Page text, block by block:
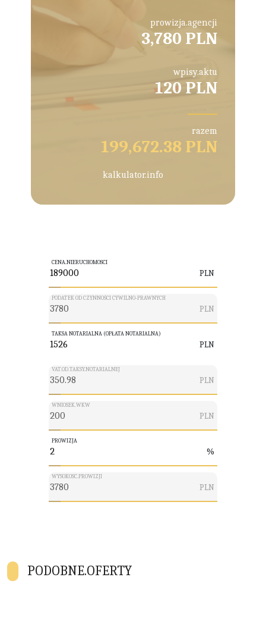
prowizja.agencji
3,780 PLN
wpisy.aktu
120 PLN
razem
199,672.38 PLN
kalkulator.info
CENA.NIERUCHOMOSCI
PLN
PODATEK OD CZYNNOŚCI CYWILNO-PRAWNYCH
PLN
TAKSA NOTARIALNA (OPŁATA NOTARIALNA)
PLN
VAT.OD.TAKSY.NOTARIALNEJ
PLN
WNIOSEK.WKW
PLN
PROWIZJA
%
WYSOKOSC.PROWIZJI
PLN
PODOBNE.OFERTY